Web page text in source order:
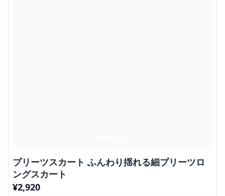
プリーツスカート ふんわり揺れる細プリーツロ
ングスカート
¥2,920